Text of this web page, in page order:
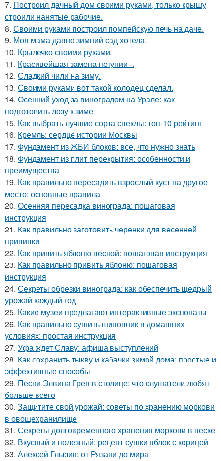
7. Построил дачный дом своими руками, только крышу
строили нанятые рабочие.
8. Своими руками построил помпейскую печь на даче.
9. Моя мама давно зимний сад хотела.
10. Крылечко своими руками.
11. Красивейшая замена петунии -.
12. Сладкий чили на зиму.
13. Своими руками вот такой колодец сделал.
14. Осенний уход за виноградом на Урале: как
подготовить лозу к зиме
15. Как выбрать лучшие сорта свеклы: топ-10 рейтинг
16. Кремль: сердце истории Москвы
17. Фундамент из ЖБИ блоков: все, что нужно знать
18. Фундамент из плит перекрытия: особенности и
преимущества
19. Как правильно пересадить взрослый куст на другое
место: основные правила
20. Осенняя пересадка винограда: пошаговая
инструкция
21. Как правильно заготовить черенки для весенней
прививки
22. Как привить яблоню весной: пошаговая инструкция
23. Как правильно привить яблоню: пошаговая
инструкция
24. Секреты обрезки винограда: как обеспечить щедрый
урожай каждый год
25. Какие музеи предлагают интерактивные экспонаты
26. Как правильно сушить шиповник в домашних
условиях: простая инструкция
27. Уфа ждет Славу: афиша выступлений
28. Как сохранить тыкву и кабачки зимой дома: простые и
эффективные способы
29. Песни Элвина Грея в столице: что слушатели любят
больше всего
30. Защитите свой урожай: советы по хранению моркови
в овощехранилище
31. Секреты долговременного хранения моркови в песке
32. Вкусный и полезный: рецепт сушки яблок с корицей
33. Алексей Глызин: от Рязани до мира